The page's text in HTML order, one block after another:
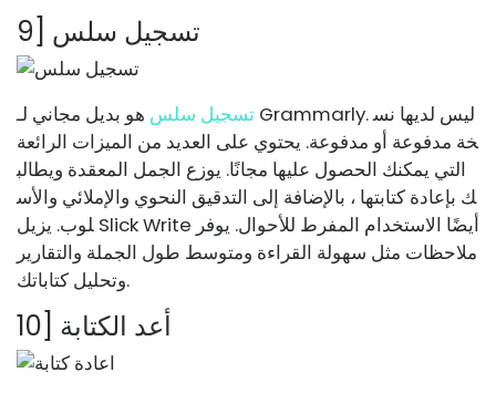
9] تسجيل سلس
تسجيل سلس هو بديل مجاني لـ Grammarly. ليس لديها نس
خة مدفوعة أو مدفوعة. يحتوي على العديد من الميزات الرائعة
التي يمكنك الحصول عليها مجانًا. يوزع الجمل المعقدة ويطالب
ك بإعادة كتابتها ، بالإضافة إلى التدقيق النحوي والإملائي والأس
لوب. يزيل Slick Write أيضًا الاستخدام المفرط للأحوال. يوفر
ملاحظات مثل سهولة القراءة ومتوسط ​​طول الجملة والتقارير
وتحليل كتاباتك.
10] أعد الكتابة